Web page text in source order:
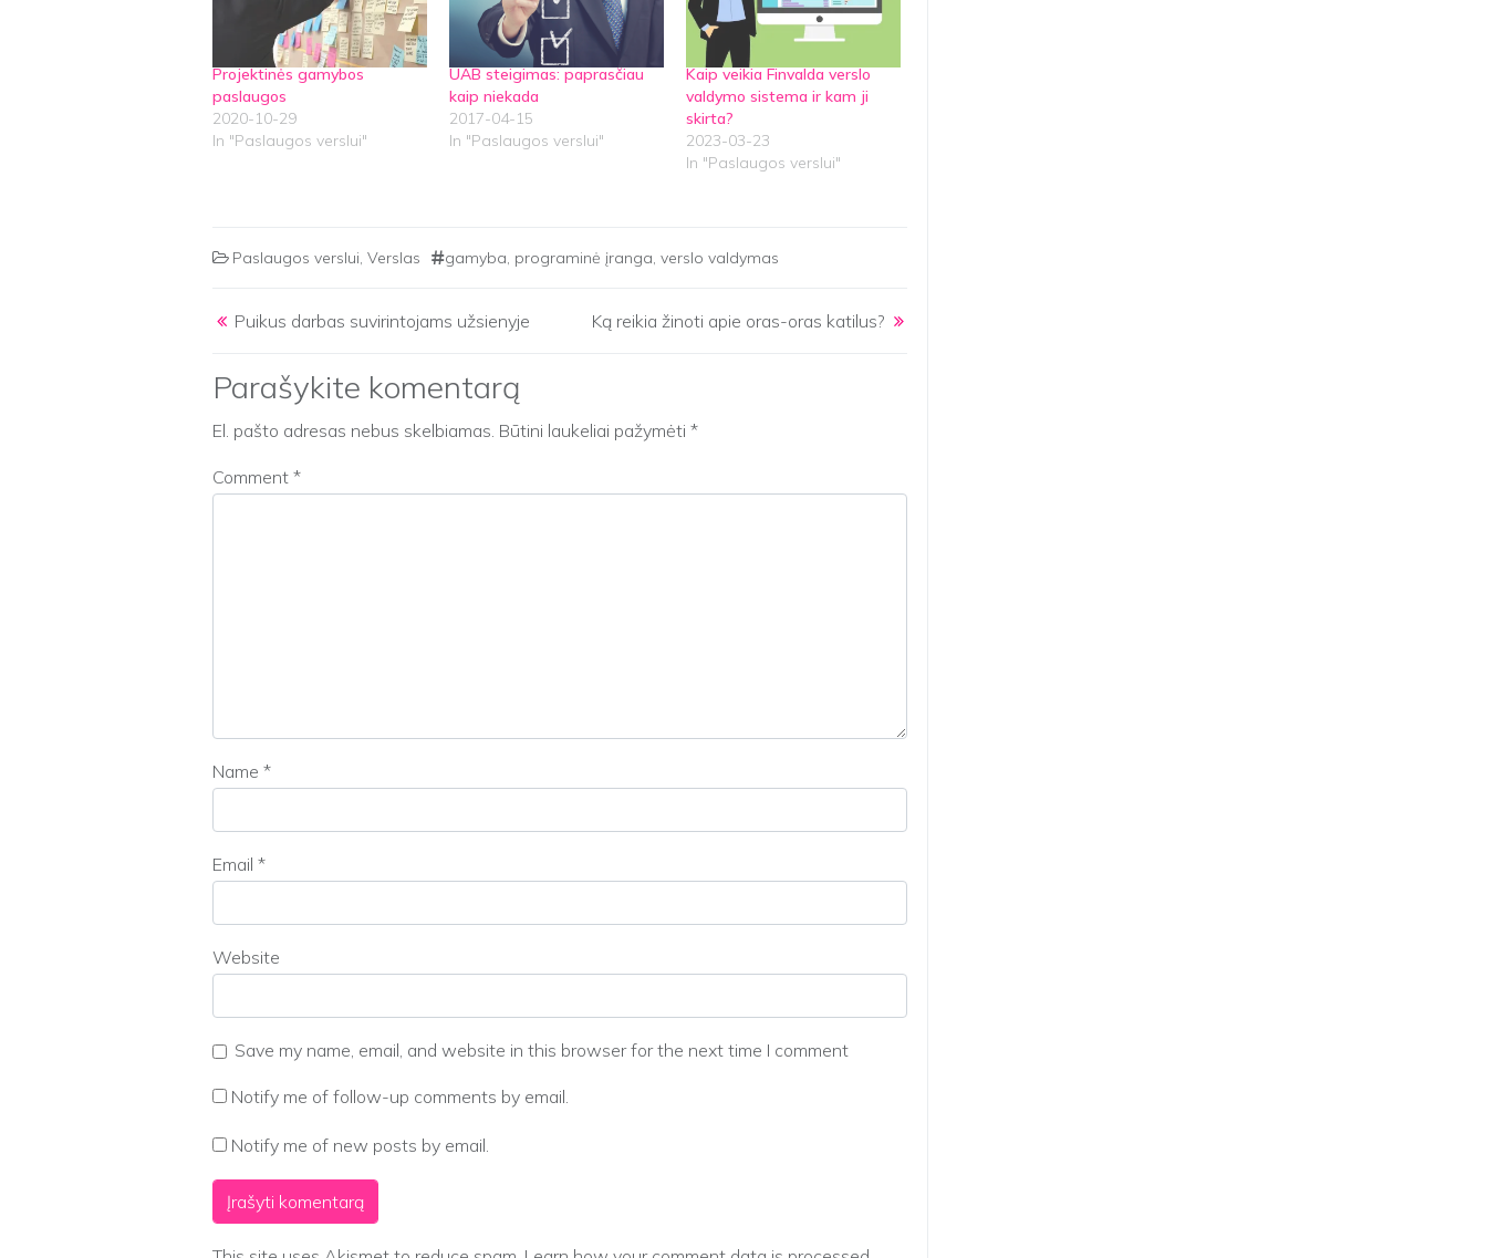
Projektinės gamybos
paslaugos
2020-10-29
In "Paslaugos verslui"
UAB steigimas: paprasčiau
kaip niekada
2017-04-15
In "Paslaugos verslui"
Kaip veikia Finvalda verslo
valdymo sistema ir kam ji
skirta?
2023-03-23
In "Paslaugos verslui"
Paslaugos verslui, Verslas gamyba, programinė įranga, verslo valdymas
Post navigation
Puikus darbas suvirintojams užsienyje Ką reikia žinoti apie oras-oras katilus?
Parašykite komentarą
El. pašto adresas nebus skelbiamas. Būtini laukeliai pažymėti *
Comment *
Name *
Email *
Website
Save my name, email, and website in this browser for the next time I comment
Notify me of follow-up comments by email.
Notify me of new posts by email.